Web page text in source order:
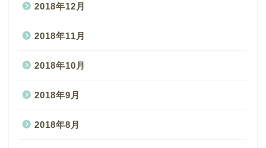
2018年12月
2018年11月
2018年10月
2018年9月
2018年8月